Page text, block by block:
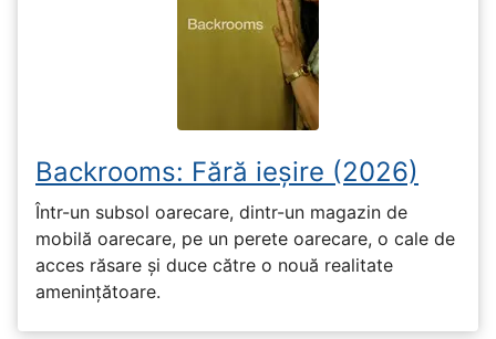
Backrooms: Fără ieșire (2026)
Într-un subsol oarecare, dintr-un magazin de
mobilă oarecare, pe un perete oarecare, o cale de
acces răsare și duce către o nouă realitate
amenințătoare.